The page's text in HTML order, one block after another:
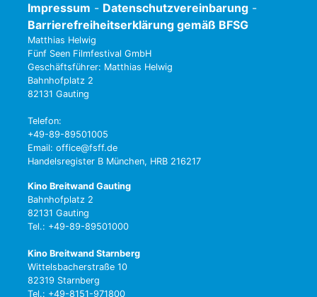
Impressum - Datenschutzvereinbarung -
Barrierefreiheitserklärung gemäß BFSG
Matthias Helwig
Fünf Seen Filmfestival GmbH
Geschäftsführer: Matthias Helwig
Bahnhofplatz 2
82131 Gauting
Telefon:
+49-89-89501005
Email: office@fsff.de
Handelsregister B München, HRB 216217
Kino Breitwand Gauting
Bahnhofplatz 2
82131 Gauting
Tel.: +49-89-89501000
Kino Breitwand Starnberg
Wittelsbacherstraße 10
82319 Starnberg
Tel.: +49-8151-971800